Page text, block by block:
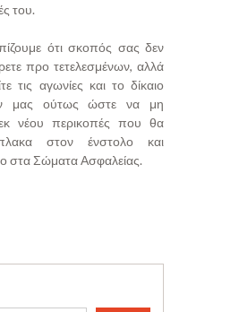
του.
ότι σκοπός σας δεν
προ τετελεσμένων, αλλά
τις αγωνίες και το δίκαιο
μας ούτως ώστε να μη
νέου περικοπές που θα
στον ένστολο και
στα Σώματα Ασφαλείας.